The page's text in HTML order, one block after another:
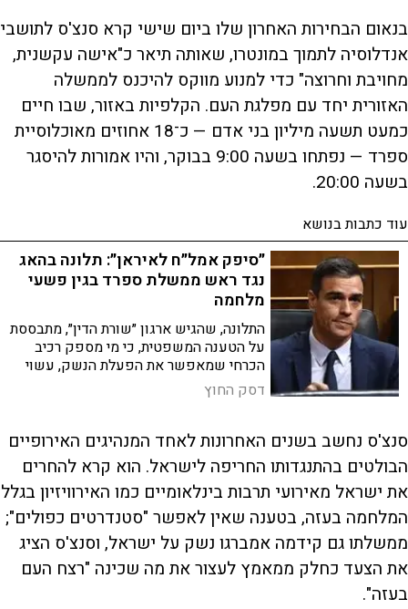
בנאום הבחירות האחרון שלו ביום שישי קרא סנצ'ס לתושבי
אנדלוסיה לתמוך במונטרו, שאותה תיאר כ"אישה עקשנית,
מחויבת וחרוצה" כדי למנוע מווקס להיכנס לממשלה
האזורית יחד עם מפלגת העם. הקלפיות באזור, שבו חיים
כמעט תשעה מיליון בני אדם — כ־18 אחוזים מאוכלוסיית
ספרד — נפתחו בשעה 9:00 בבוקר, והיו אמורות להיסגר
בשעה 20:00.
עוד כתבות בנושא
״סיפק אמל״ח לאיראן״: תלונה בהאג
נגד ראש ממשלת ספרד בגין פשעי
מלחמה
התלונה, שהגיש ארגון ״שורת הדין״, מתבססת
על הטענה המשפטית, כי מי מספק רכיב
הכרחי שמאפשר את הפעלת הנשק, עשוי
להיחשב כמי שסייע לביצוע פשעי מלחמה
ופשעים נגד האנושות
דסק החוץ
סנצ'ס נחשב בשנים האחרונות לאחד המנהיגים האירופיים
הבולטים בהתנגדותו החריפה לישראל. הוא קרא להחרים
את ישראל מאירועי תרבות בינלאומיים כמו האירוויזיון בגלל
המלחמה בעזה, בטענה שאין לאפשר "סטנדרטים כפולים";
ממשלתו גם קידמה אמברגו נשק על ישראל, וסנצ'ס הציג
את הצעד כחלק ממאמץ לעצור את מה שכינה "רצח העם
בעזה".